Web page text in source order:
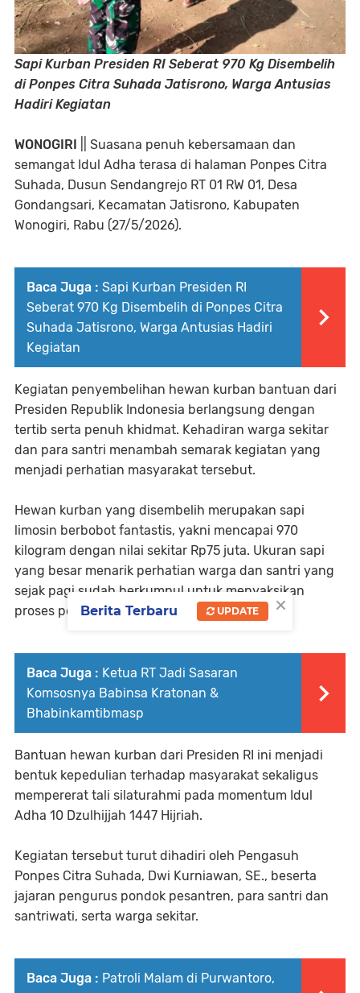
Sapi Kurban Presiden RI Seberat 970 Kg Disembelih
di Ponpes Citra Suhada Jatisrono, Warga Antusias
Hadiri Kegiatan
WONOGIRI
|| Suasana penuh kebersamaan dan
semangat Idul Adha terasa di halaman Ponpes Citra
Suhada, Dusun Sendangrejo RT 01 RW 01, Desa
Gondangsari, Kecamatan Jatisrono, Kabupaten
Wonogiri, Rabu (27/5/2026).
Baca Juga : Sapi Kurban Presiden RI
Seberat 970 Kg Disembelih di Ponpes Citra
Suhada Jatisrono, Warga Antusias Hadiri
Kegiatan
Kegiatan penyembelihan hewan kurban bantuan dari
Presiden Republik Indonesia berlangsung dengan
tertib serta penuh khidmat. Kehadiran warga sekitar
dan para santri menambah semarak kegiatan yang
menjadi perhatian masyarakat tersebut.
Hewan kurban yang disembelih merupakan sapi
limosin berbobot fantastis, yakni mencapai 970
kilogram dengan nilai sekitar Rp75 juta. Ukuran sapi
yang besar menarik perhatian warga dan santri yang
sejak pagi sudah berkumpul untuk menyaksikan
proses penyembelihan.
Baca Juga : Ketua RT Jadi Sasaran
Komsosnya Babinsa Kratonan &
Bhabinkamtibmasp
Bantuan hewan kurban dari Presiden RI ini menjadi
bentuk kepedulian terhadap masyarakat sekaligus
mempererat tali silaturahmi pada momentum Idul
Adha 10 Dzulhijjah 1447 Hijriah.
Kegiatan tersebut turut dihadiri oleh Pengasuh
Ponpes Citra Suhada, Dwi Kurniawan, SE., beserta
jajaran pengurus pondok pesantren, para santri dan
santriwati, serta warga sekitar.
Baca Juga : Patroli Malam di Purwantoro,
×
Berita Terbaru UPDATE